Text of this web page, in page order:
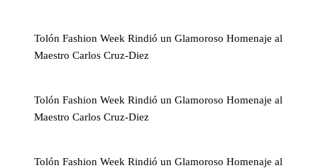
Tolón Fashion Week Rindió un Glamoroso Homenaje al
Maestro Carlos Cruz-Diez
Tolón Fashion Week Rindió un Glamoroso Homenaje al
Maestro Carlos Cruz-Diez
Tolón Fashion Week Rindió un Glamoroso Homenaje al